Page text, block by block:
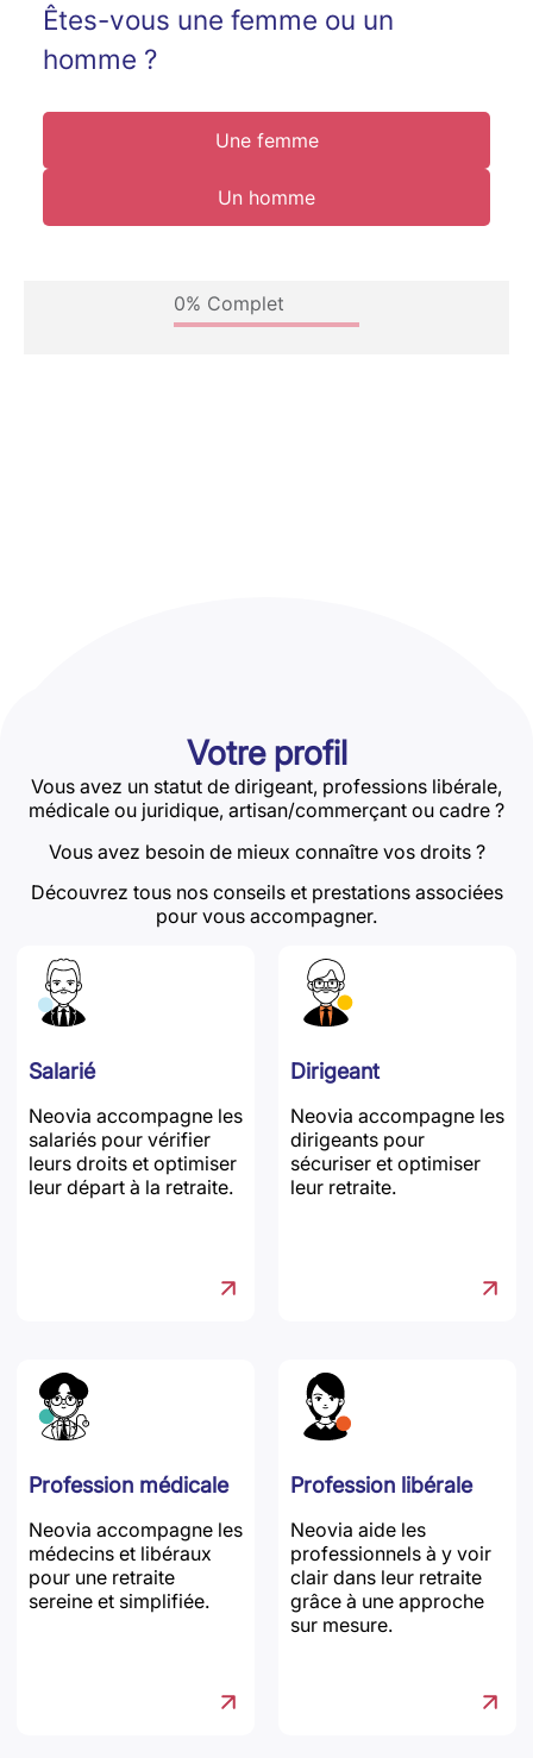
Votre profil
Vous avez un statut de dirigeant, professions libérale,
médicale ou juridique, artisan/commerçant ou cadre ?
Vous avez besoin de mieux connaître vos droits ?
Découvrez tous nos conseils et prestations associées
pour vous accompagner.
Salarié
Neovia accompagne les
salariés pour vérifier
leurs droits et optimiser
leur départ à la retraite.
Dirigeant
Neovia accompagne les
dirigeants pour
sécuriser et optimiser
leur retraite.
Profession médicale
Neovia accompagne les
médecins et libéraux
pour une retraite
sereine et simplifiée.
Profession libérale
Neovia aide les
professionnels à y voir
clair dans leur retraite
grâce à une approche
sur mesure.